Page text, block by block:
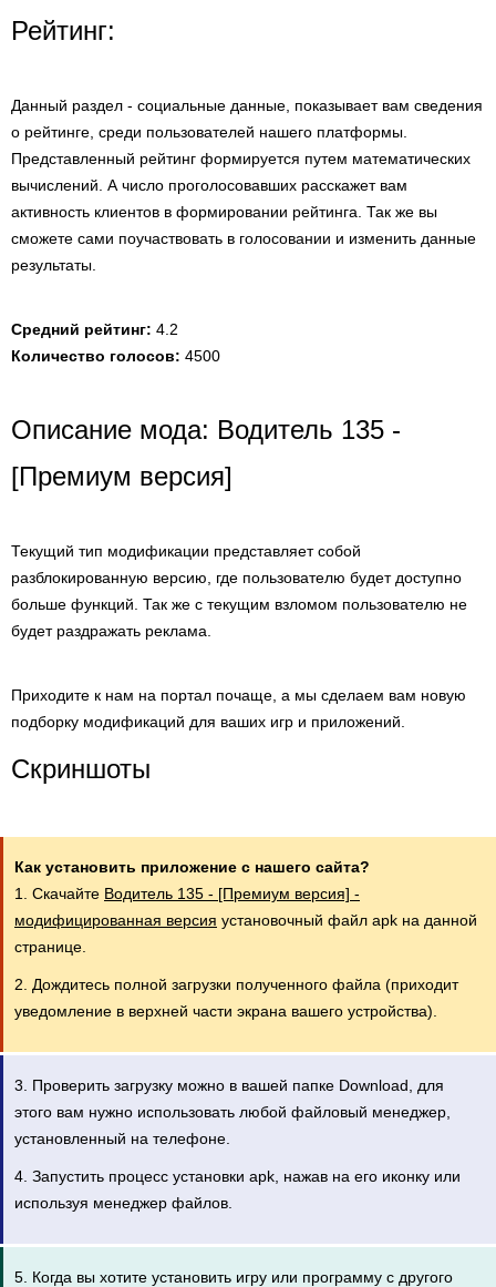
Рейтинг:
Данный раздел - социальные данные, показывает вам сведения
о рейтинге, среди пользователей нашего платформы.
Представленный рейтинг формируется путем математических
вычислений. А число проголосовавших расскажет вам
активность клиентов в формировании рейтинга. Так же вы
сможете сами поучаствовать в голосовании и изменить данные
результаты.
Средний рейтинг: 4.2
Количество голосов: 4500
Описание мода: Водитель 135 -
[Премиум версия]
Текущий тип модификации представляет собой
разблокированную версию, где пользователю будет доступно
больше функций. Так же с текущим взломом пользователю не
будет раздражать реклама.
Приходите к нам на портал почаще, а мы сделаем вам новую
подборку модификаций для ваших игр и приложений.
Скриншоты
Как установить приложение с нашего сайта?
1. Скачайте Водитель 135 - [Премиум версия] -
модифицированная версия установочный файл apk на данной
странице.
2. Дождитесь полной загрузки полученного файла (приходит
уведомление в верхней части экрана вашего устройства).
3. Проверить загрузку можно в вашей папке Download, для
этого вам нужно использовать любой файловый менеджер,
установленный на телефоне.
4. Запустить процесс установки apk, нажав на его иконку или
используя менеджер файлов.
5. Когда вы хотите установить игру или программу с другого